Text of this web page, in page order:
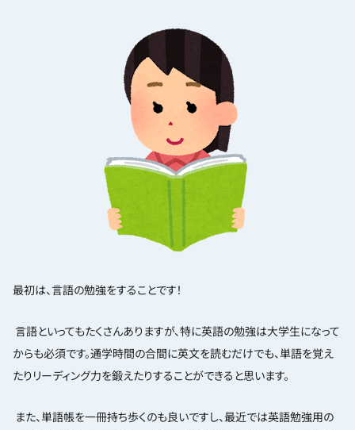
最初は、言語の勉強をすることです！
言語といってもたくさんありますが、特に英語の勉強は大学生になって
からも必須です。通学時間の合間に英文を読むだけでも、単語を覚え
たりリーディング力を鍛えたりすることができると思います。
また、単語帳を一冊持ち歩くのも良いですし、最近では英語勉強用の